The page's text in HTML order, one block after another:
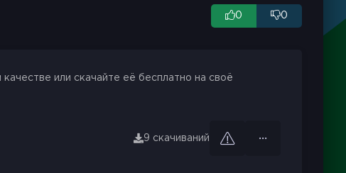
0 0
качестве или скачайте её бесплатно на своё
9 скачиваний